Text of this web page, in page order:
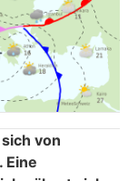
von
Eine